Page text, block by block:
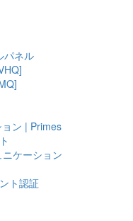
パネル
ン | Primes
ケーション
ト認証